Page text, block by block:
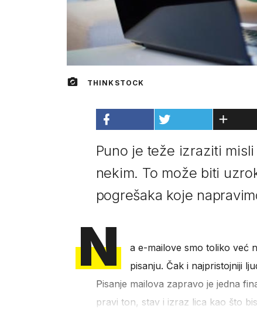
THINKSTOCK
Puno je teže izraziti
nekim. To može biti
pogrešaka koje
N
a e-mailove smo toliko već
pisanju. Čak i najpristojniji
Pisanje mailova zapravo je jedna
pravi ton, stav i izraz lica kao što